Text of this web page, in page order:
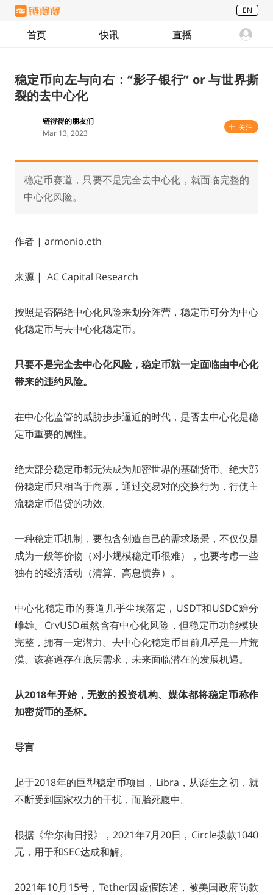
EN
首页 快讯 直播
稳定币向左与向右：“影子银行” or 与世界撕
裂的去中心化
链得得的朋友们
Mar 13, 2023
关注
稳定币赛道，只要不是完全去中心化，就面临完整的
中心化风险。
作者 | armonio.eth
来源 | AC Capital Research
按照是否隔绝中心化风险来划分阵营，稳定币可分为中心
化稳定币与去中心化稳定币。
只要不是完全去中心化风险，稳定币就一定面临由中心化
带来的违约风险。
在中心化监管的威胁步步逼近的时代，是否去中心化是稳
定币重要的属性。
绝大部分稳定币都无法成为加密世界的基础货币。绝大部
份稳定币只相当于商票，通过交易对的交换行为，行使主
流稳定币借贷的功效。
一种稳定币机制，要包含创造自己的需求场景，不仅仅是
成为一般等价物（对小规模稳定币很难），也要考虑一些
独有的经济活动（清算、高息债券）。
中心化稳定币的赛道几乎尘埃落定，USDT和USDC难分
雌雄。CrvUSD虽然含有中心化风险，但稳定币功能模块
完整，拥有一定潜力。去中心化稳定币目前几乎是一片荒
漠。该赛道存在底层需求，未来面临潜在的发展机遇。
从2018年开始，无数的投资机构、媒体都将稳定币称作
加密货币的圣杯。
导言
起于2018年的巨型稳定币项目，Libra，从诞生之初，就
不断受到国家权力的干扰，而胎死腹中。
根据《华尔街日报》，2021年7月20日，Circle拨款1040
元，用于和SEC达成和解。
2021年10月15号，Tether因虚假陈述，被美国政府罚款